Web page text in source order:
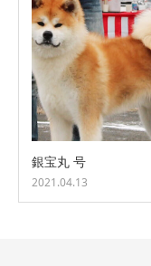
銀宝丸 号
2021.04.13